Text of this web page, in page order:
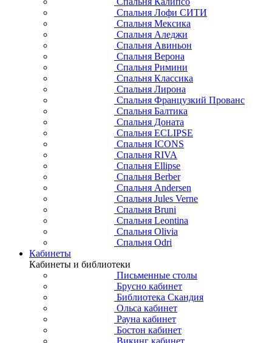
Спальня Лофи СИТИ
Спальня Мексика
Спальня Аледжи
Спальня Авиньон
Спальня Верона
Спальня Римини
Спальня Классика
Спальня Лирона
Спальня Французкий Прованс
Спальня Балтика
Спальня Доната
Спальня ECLIPSE
Спальня ICONS
Спальня RIVA
Спальня Ellipse
Спальня Berber
Спальня Andersen
Спальня Jules Verne
Спальня Bruni
Спальня Leontina
Спальня Olivia
Спальня Odri
Кабинеты
Кабинеты и библиотеки
Письменные столы
Брусно кабинет
Библиотека Скандия
Ольса кабинет
Рауна кабинет
Бостон кабинет
Викинг кабинет